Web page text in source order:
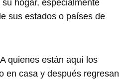
su hogar, especialmente
sus estados o países de
quienes están aquí los
en casa y después regresan